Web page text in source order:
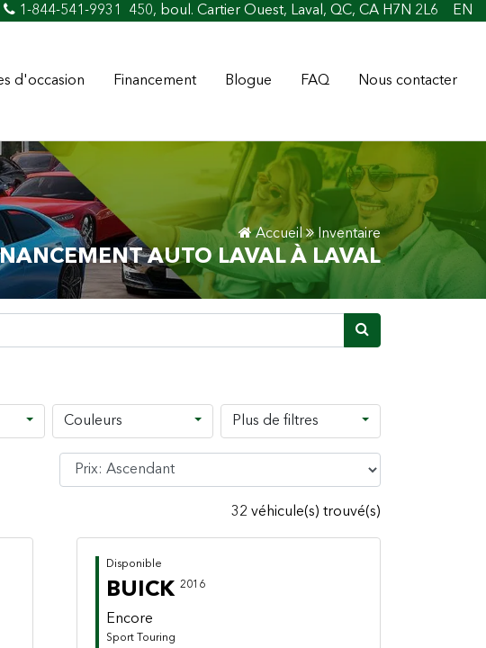
Prêt auto et crédit facile
1-844-541-9931 450, boul. Cartier Ouest, Laval, QC, CA H7N 2L6 EN
d'occasion Financement Blogue FAQ Nous contacter
Accueil Inventaire
AUTO LAVAL À LAVAL
Couleurs Plus de filtres
32 véhicule(s) trouvé(s)
Disponible
BUICK 2016
Encore
Sport Touring